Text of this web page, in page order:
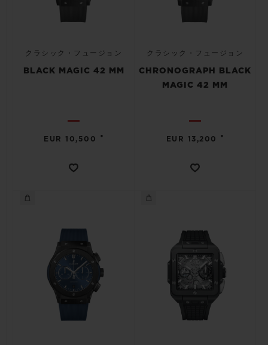
クラシック・フュージョン
BLACK MAGIC 42 MM
EUR 10,500 •
クラシック・フュージョン
CHRONOGRAPH BLACK
MAGIC 42 MM
EUR 13,200 •